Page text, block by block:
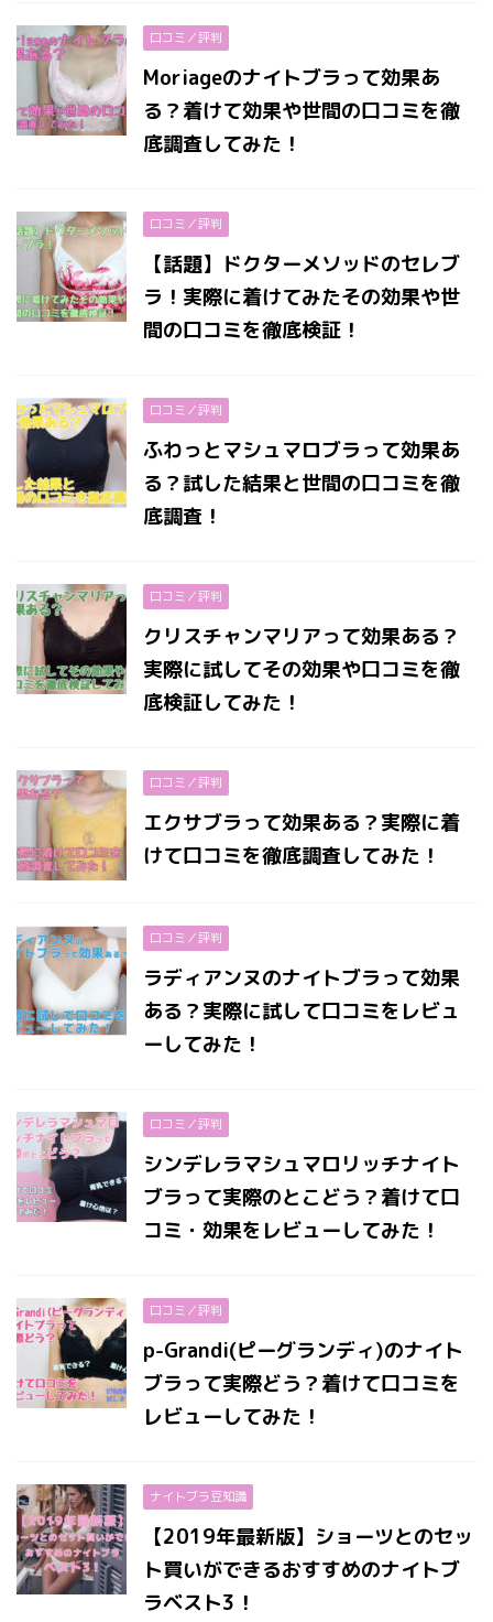
口コミ／評判
Moriageのナイトブラって効果あ
る？着けて効果や世間の口コミを徹
底調査してみた！
口コミ／評判
【話題】ドクターメソッドのセレブ
ラ！実際に着けてみたその効果や世
間の口コミを徹底検証！
口コミ／評判
ふわっとマシュマロブラって効果あ
る？試した結果と世間の口コミを徹
底調査！
口コミ／評判
クリスチャンマリアって効果ある？
実際に試してその効果や口コミを徹
底検証してみた！
口コミ／評判
エクサブラって効果ある？実際に着
けて口コミを徹底調査してみた！
口コミ／評判
ラディアンヌのナイトブラって効果
ある？実際に試して口コミをレビュ
ーしてみた！
口コミ／評判
シンデレラマシュマロリッチナイト
ブラって実際のとこどう？着けて口
コミ・効果をレビューしてみた！
口コミ／評判
p-Grandi(ピーグランディ)のナイト
ブラって実際どう？着けて口コミを
レビューしてみた！
ナイトブラ豆知識
【2019年最新版】ショーツとのセッ
ト買いができるおすすめのナイトブ
ラベスト3！